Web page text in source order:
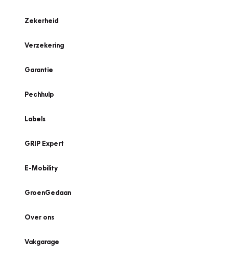
Zekerheid
Verzekering
Garantie
Pechhulp
Labels
GRIP Expert
E-Mobility
GroenGedaan
Over ons
Vakgarage